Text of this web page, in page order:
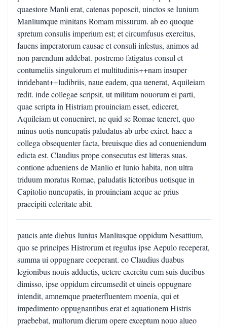
quaestore Manli erat, catenas poposcit, uinctos se Iunium
Manliumque minitans Romam missurum. ab eo quoque
spretum consulis imperium est; et circumfusus exercitus,
fauens imperatorum causae et consuli infestus, animos ad
non parendum addebat. postremo fatigatus consul et
contumeliis singulorum et multitudinis++nam insuper
inridebant++ludibriis, naue eadem, qua uenerat, Aquileiam
redit. inde collegae scripsit, ut militum nouorum ei parti,
quae scripta in Histriam prouinciam esset, ediceret,
Aquileiam ut conueniret, ne quid se Romae teneret, quo
minus uotis nuncupatis paludatus ab urbe exiret. haec a
collega obsequenter facta, breuisque dies ad conueniendum
edicta est. Claudius prope consecutus est litteras suas.
contione adueniens de Manlio et Iunio habita, non ultra
triduum moratus Romae, paludatis lictoribus uotisque in
Capitolio nuncupatis, in prouinciam aeque ac prius
praecipiti celeritate abit.
paucis ante diebus Iunius Manliusque oppidum Nesattium,
quo se principes Histrorum et regulus ipse Aepulo receperat,
summa ui oppugnare coeperant. eo Claudius duabus
legionibus nouis adductis, uetere exercitu cum suis ducibus
dimisso, ipse oppidum circumsedit et uineis oppugnare
intendit, amnemque praeterfluentem moenia, qui et
impedimento oppugnantibus erat et aquationem Histris
praebebat, multorum dierum opere exceptum nouo alueo